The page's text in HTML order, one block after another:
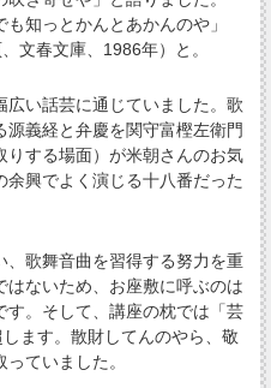
知っとかんとあかんのや」
文春文庫、1986年）と。
い話芸に通じていました。歌
義経と弁慶を関守富樫左衛門
する場面）が米朝さんのお気
興でよく演じる十八番だった
歌舞音曲を習得する努力を重
ないため、お座敷に呼ぶのは
。そして、講座の枕では「芸
ます。散財してんのやら、敬
ていました。